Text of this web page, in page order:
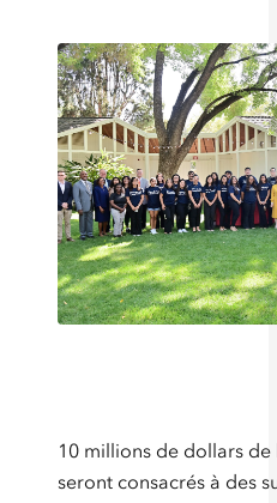
10 millions de dollars
seront consacrés à des